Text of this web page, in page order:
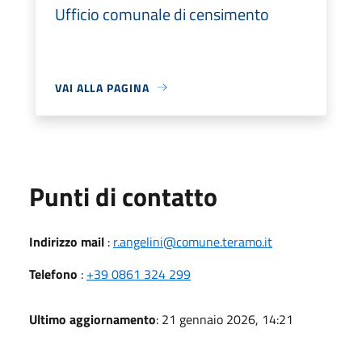
Ufficio comunale di censimento
VAI ALLA PAGINA
Punti di contatto
Indirizzo mail : r.angelini@comune.teramo.it
Telefono : +39 0861 324 299
Ultimo aggiornamento: 21 gennaio 2026, 14:21